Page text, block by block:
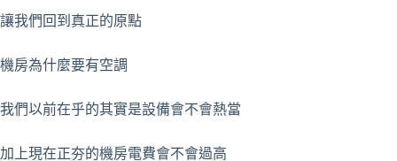
讓我們回到真正的原點
機房為什麼要有空調
我們以前在乎的其實是設備會不會熱當
加上現在正夯的機房電費會不會過高